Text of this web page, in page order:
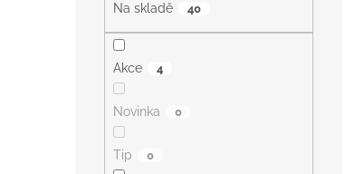
Na skladě 40
Akce 4
Novinka 0
Tip 0